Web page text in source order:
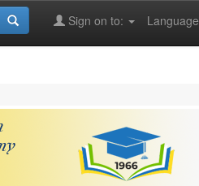
Language
Sign on to: